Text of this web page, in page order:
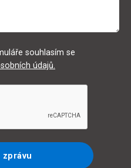
souhlasím se
údajů.
zprávu